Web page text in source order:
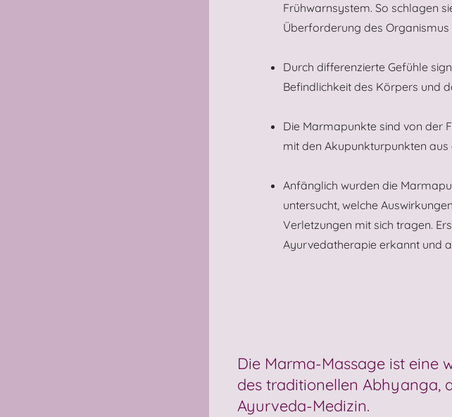
Frühwarnsystem. So schlagen
Überforderung des Organismus
Durch differenzierte Gefühle
Befindlichkeit des Körpers und
Die Marmapunkte sind von der
mit den Akupunkturpunkten aus
Anfänglich wurden die
untersucht, welche
Verletzungen mit sich tragen.
Ayurvedatherapie erkannt und
Die Marma-Massage ist eine
des traditionellen Abhyanga,
Ayurveda-Medizin.